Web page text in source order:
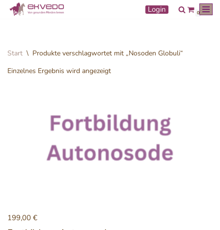
springen
Login 0
Start \ Produkte verschlagwortet mit „Nosoden Globuli“
Einzelnes Ergebnis wird angezeigt
199,00 €